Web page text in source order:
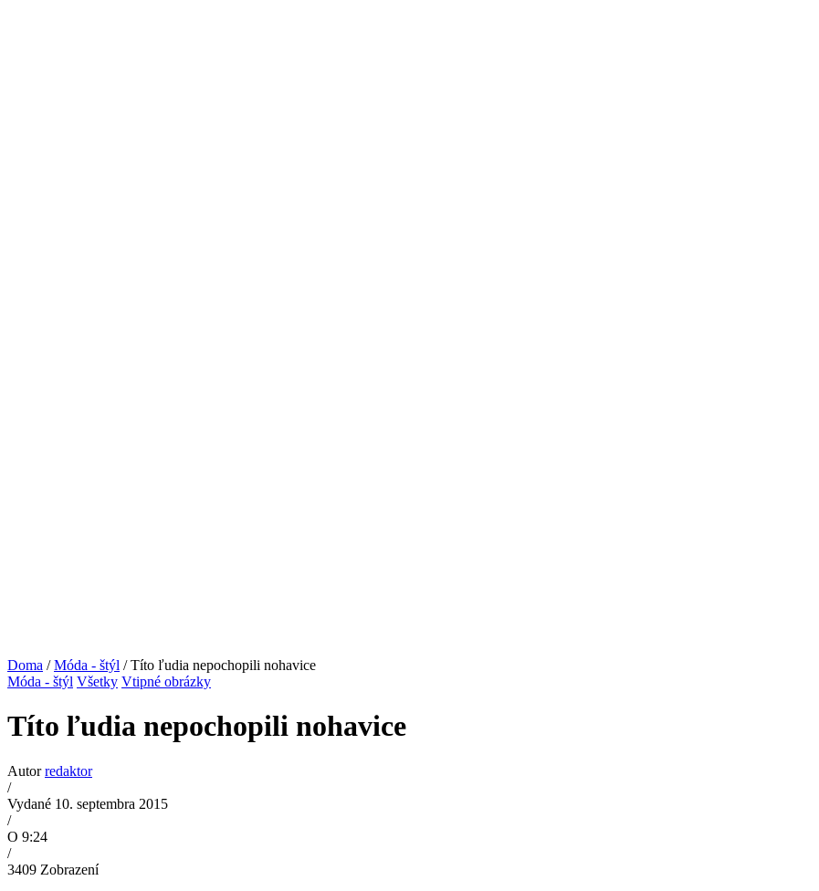
Doma /Móda - štýl / Títo ľudia nepochopili nohavice
Móda - štýl Všetky Vtipné obrázky
Títo ľudia nepochopili nohavice
Autorredaktor
/
Vydané 10. septembra 2015
/
O 9:24
/
3409 Zobrazení